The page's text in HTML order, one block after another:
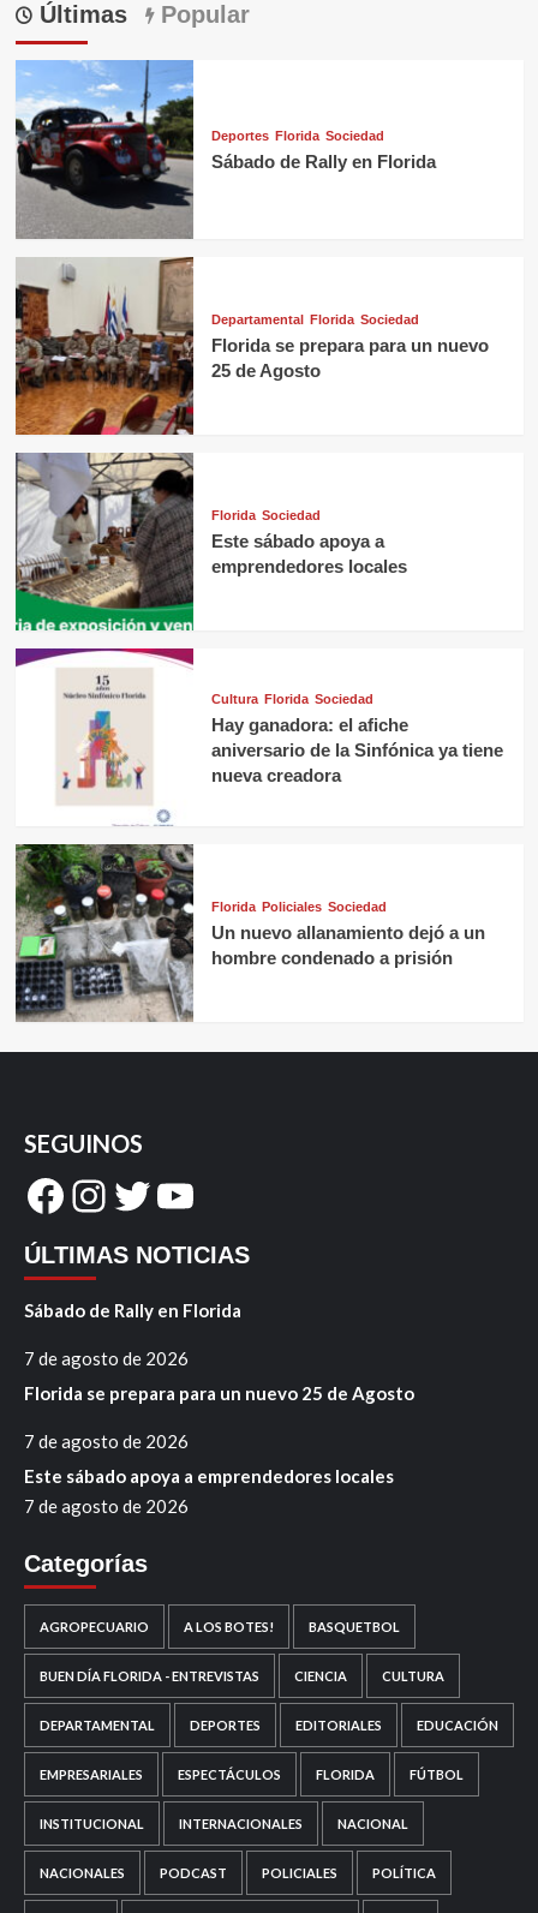
Últimas Popular
Deportes Florida Sociedad
Sábado de Rally en Florida
Departamental Florida Sociedad
Florida se prepara para un nuevo
25 de Agosto
Florida Sociedad
Este sábado apoya a
emprendedores locales
Cultura Florida Sociedad
Hay ganadora: el afiche
aniversario de la Sinfónica ya tiene
nueva creadora
Florida Policiales Sociedad
Un nuevo allanamiento dejó a un
hombre condenado a prisión
SEGUINOS
Facebook
Instagram
Twitter
YouTube
ÚLTIMAS NOTICIAS
Sábado de Rally en Florida
7 de agosto de 2026
Florida se prepara para un nuevo 25 de Agosto
7 de agosto de 2026
Este sábado apoya a emprendedores locales
7 de agosto de 2026
Categorías
AGROPECUARIO A LOS BOTES! BASQUETBOL
BUEN DÍA FLORIDA - ENTREVISTAS CIENCIA CULTURA
DEPARTAMENTAL DEPORTES EDITORIALES EDUCACIÓN
EMPRESARIALES ESPECTÁCULOS FLORIDA FÚTBOL
INSTITUCIONAL INTERNACIONALES NACIONAL
NACIONALES PODCAST POLICIALES POLÍTICA